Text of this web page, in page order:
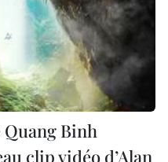
Binh
clip vidéo d’Alan